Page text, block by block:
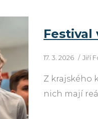
Festival
17. 3. 2026 Jiří
Z krajského
nich mají